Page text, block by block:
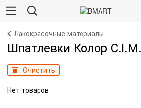
Лакокрасочные материалы
Шпатлевки Колор С.І.М.
Очистить
Нет товаров